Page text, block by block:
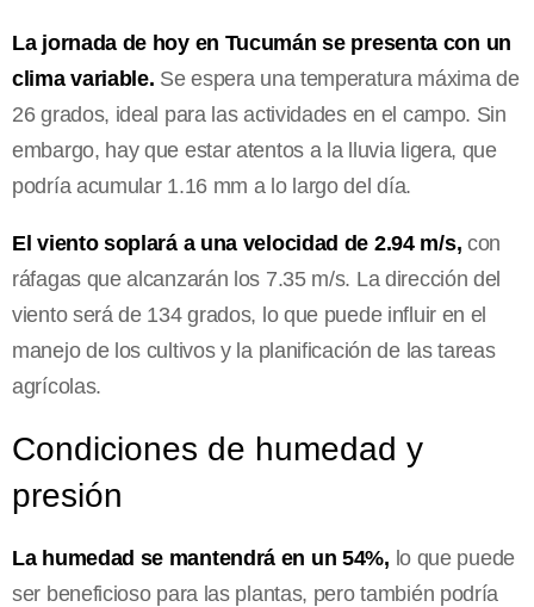
La jornada de hoy en Tucumán se presenta con un
clima variable. Se espera una temperatura máxima de
26 grados, ideal para las actividades en el campo. Sin
embargo, hay que estar atentos a la lluvia ligera, que
podría acumular 1.16 mm a lo largo del día.
El viento soplará a una velocidad de 2.94 m/s, con
ráfagas que alcanzarán los 7.35 m/s. La dirección del
viento será de 134 grados, lo que puede influir en el
manejo de los cultivos y la planificación de las tareas
agrícolas.
Condiciones de humedad y
presión
La humedad se mantendrá en un 54%, lo que puede
ser beneficioso para las plantas, pero también podría